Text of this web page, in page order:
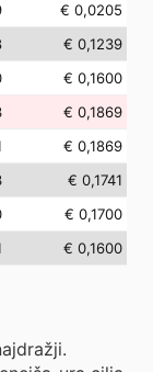
€ 0,0205
€ 0,1239
€ 0,1600
€ 0,1869
€ 0,1869
€ 0,1741
€ 0,1700
€ 0,1600